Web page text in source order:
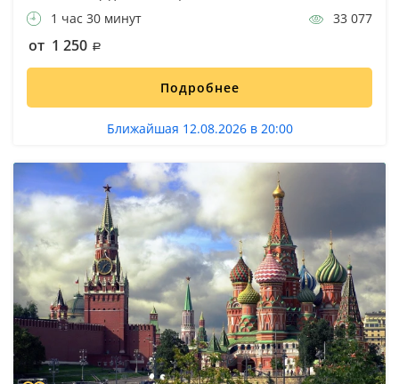
1 час 30 минут
33 077
от 1 250
Подробнее
Ближайшая 12.08.2026 в 20:00